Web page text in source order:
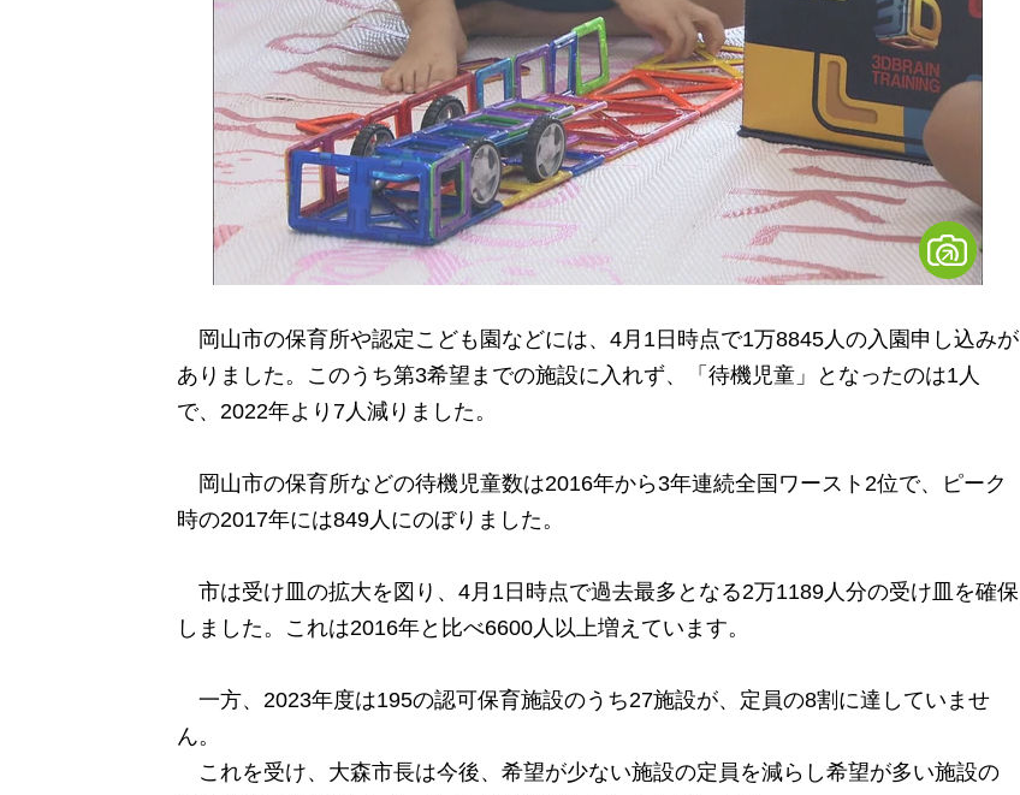
岡山市の保育所や認定こども園などには、4月1日時点で1万8845人の入園申し込みが
ありました。このうち第3希望までの施設に入れず、「待機児童」となったのは1人
で、2022年より7人減りました。
岡山市の保育所などの待機児童数は2016年から3年連続全国ワースト2位で、ピーク
時の2017年には849人にのぼりました。
市は受け皿の拡大を図り、4月1日時点で過去最多となる2万1189人分の受け皿を確保
しました。これは2016年と比べ6600人以上増えています。
一方、2023年度は195の認可保育施設のうち27施設が、定員の8割に達していませ
ん。
これを受け、大森市長は今後、希望が少ない施設の定員を減らし希望が多い施設の